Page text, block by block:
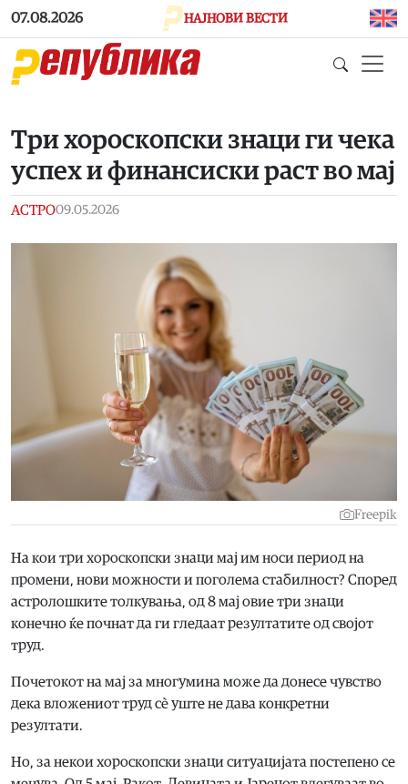
Skip to main content
07.08.2026 НАЈНОВИ ВЕСТИ
Три хороскопски знаци ги чека
успех и финансиски раст во мај
АСТРО09.05.2026
Freepik
На кои три хороскопски знаци мај им носи период на
промени, нови можности и поголема стабилност? Според
астролошките толкувања, од 8 мај овие три знаци
конечно ќе почнат да ги гледаат резултатите од својот
труд.
Почетокот на мај за многумина може да донесе чувство
дека вложениот труд сè уште не дава конкретни
резултати.
Но, за некои хороскопски знаци ситуацијата постепено се